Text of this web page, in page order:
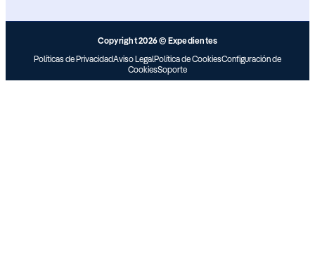
Copyright 2026 © Expedientes
Políticas de PrivacidadAviso LegalPolítica de CookiesConfiguración de
CookiesSoporte